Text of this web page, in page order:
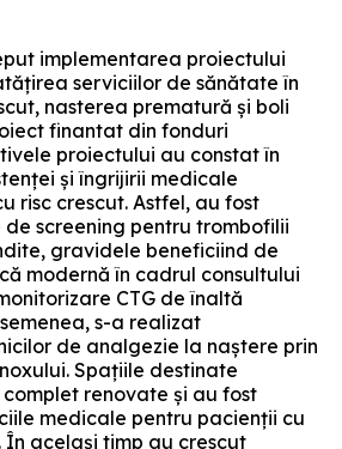
implementarea proiectului
serviciilor de sănătate în
nasterea prematură și boli
finantat din fonduri
proiectului au constat în
și îngrijirii medicale
risc crescut. Astfel, au fost
de screening pentru trombofilii
gravidele beneficiind de
modernă în cadrul consultului
CTG de înaltă
s-a realizat
de analgezie la naștere prin
Spațiile destinate
renovate și au fost
medicale pentru pacienții cu
același timp au crescut